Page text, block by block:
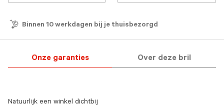
Binnen 10 werkdagen bij je thuisbezorgd
Onze garanties Over deze bril
Natuurlijk een winkel dichtbij